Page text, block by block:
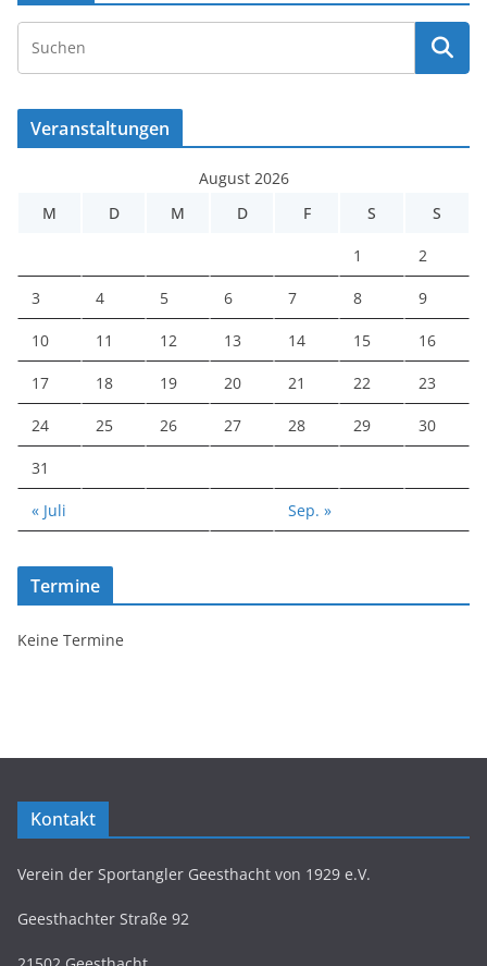
Veranstaltungen
August 2026
M
D M D F S S
1 2
3 4 5 6 7 8 9
10 11 12 13 14 15 16
17 18 19 20 21 22 23
24 25 26 27 28 29 30
31
« Juli Sep. »
Termine
Keine Termine
Kontakt
Verein der Sportangler Geesthacht von 1929 e.V.
Geesthachter Straße 92